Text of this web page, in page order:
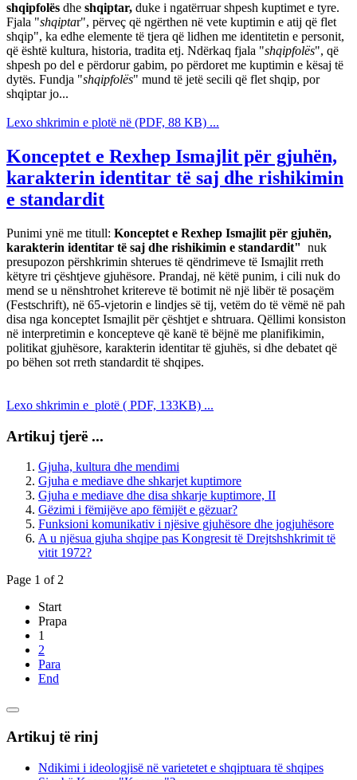
shqipfolës dhe shqiptar, duke i ngatërruar shpesh kuptimet e tyre.
Fjala "shqiptar", përveç që ngërthen në vete kuptimin e atij që flet
shqip", ka edhe elemente të tjera që lidhen me identitetin e personit,
që është kultura, historia, tradita etj. Ndërkaq fjala "shqipfolës", që
shpesh po del e përdorur gabim, po përdoret me kuptimin e kësaj të
dytës. Fundja "shqipfolës" mund të jetë secili që flet shqip, por
shqiptar jo...
Lexo shkrimin e plotë në (PDF, 88 KB) ...
Konceptet e Rexhep Ismajlit për gjuhën,
karakterin identitar të saj dhe rishikimin
e standardit
Punimi ynë me titull: Konceptet e Rexhep Ismajlit për gjuhën,
karakterin identitar të saj dhe rishikimin e standardit" nuk
presupozon përshkrimin shterues të qëndrimeve të Ismajlit rreth
këtyre tri çështjeve gjuhësore. Prandaj, në këtë punim, i cili nuk do
mend se u nënshtrohet kritereve të botimit në një libër të posaçëm
(Festschrift), në 65-vjetorin e lindjes së tij, vetëm do të vëmë në pah
disa nga konceptet Ismajlit për çështjet e shtruara. Qëllimi konsiston
në interpretimin e koncepteve që kanë të bëjnë me planifikimin,
politikat gjuhësore, karakterin identitar të gjuhës, si dhe debatet që
po bëhen sot rreth standardit të shqipes.
Lexo shkrimin e plotë ( PDF, 133KB) ...
Artikuj tjerë ...
Gjuha, kultura dhe mendimi
Gjuha e mediave dhe shkarjet kuptimore
Gjuha e mediave dhe disa shkarje kuptimore, II
Gëzimi i fëmijëve apo fëmijët e gëzuar?
Funksioni komunikativ i njësive gjuhësore dhe jogjuhësore
A u njësua gjuha shqipe pas Kongresit të Drejtshshkrimit të
vitit 1972?
Page 1 of 2
Start
Prapa
1
2
Para
End
Artikuj të rinj
Ndikimi i ideologjisë në varietetet e shqiptuara të shqipes